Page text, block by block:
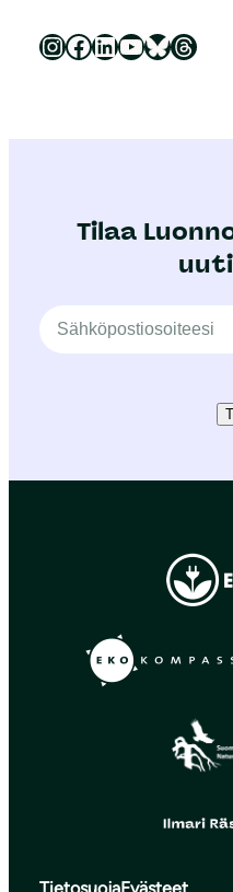
Luonnonsuojeluliitto Instagramissa Luonnonsuojeluliitto Facebookissa Luonnonsuojeluliitto LinkedInissä Luonnonsuojeluliiton YouTube-kanava Luonnonsuojeluliitto Blueskyssa Luonnonsuojeluliitto Threadsissa
Tilaa
TietosuojaEvästeet